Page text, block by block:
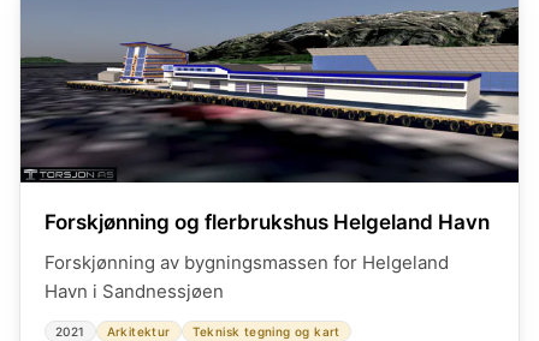
Forskjønning og flerbrukshus Helgeland Havn
Forskjønning av bygningsmassen for Helgeland
Havn i Sandnessjøen
2021 Arkitektur Teknisk tegning og kart